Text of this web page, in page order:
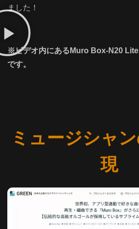
ました！
※ビデオ内にあるMuro Box-N20 Lite
です。
ミュージシャ
現